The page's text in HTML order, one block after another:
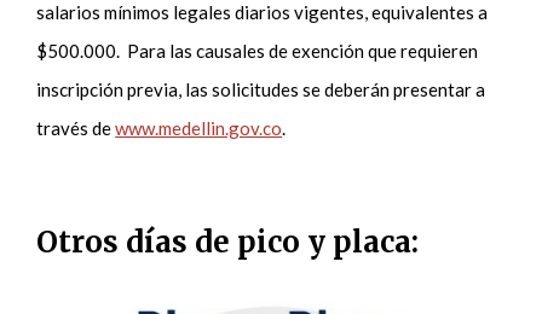
salarios mínimos legales diarios vigentes, equivalentes a
$500.000. Para las causales de exención que requieren
inscripción previa, las solicitudes se deberán presentar a
través dewww.medellin.gov.co.
Otros días de pico y placa: